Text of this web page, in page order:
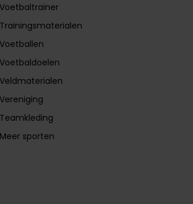
Voetbaltrainer
Trainingsmaterialen
Voetballen
Voetbaldoelen
Veldmaterialen
Vereniging
Teamkleding
Meer sporten